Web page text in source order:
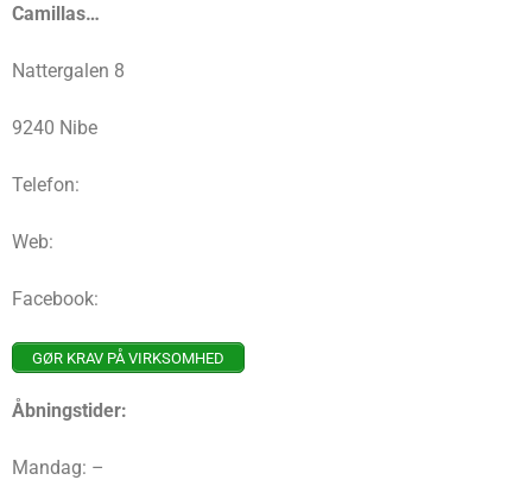
Camillas…
Nattergalen 8
9240 Nibe
Telefon:
Web:
Facebook:
GØR KRAV PÅ VIRKSOMHED
Åbningstider:
Mandag: –